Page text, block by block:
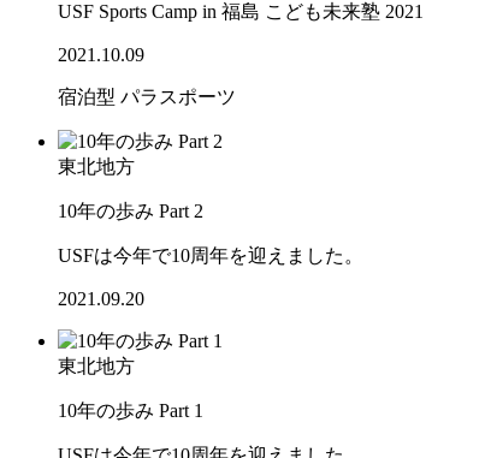
USF Sports Camp in 福島 こども未来塾 2021
2021.10.09
宿泊型 パラスポーツ
東北地方
10年の歩み Part 2
USFは今年で10周年を迎えました。
2021.09.20
東北地方
10年の歩み Part 1